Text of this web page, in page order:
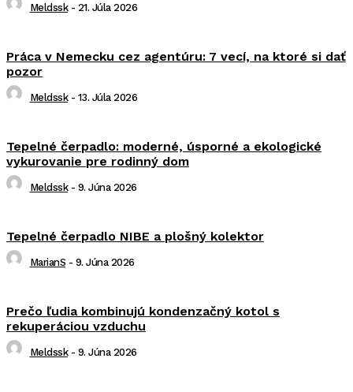
Meldssk - 21. Júla 2026
Práca v Nemecku cez agentúru: 7 vecí, na ktoré si dať
pozor
Meldssk - 13. Júla 2026
Tepelné čerpadlo: moderné, úsporné a ekologické
vykurovanie pre rodinný dom
Meldssk - 9. Júna 2026
Tepelné čerpadlo NIBE a plošný kolektor
MarianS - 9. Júna 2026
Prečo ľudia kombinujú kondenzačný kotol s
rekuperáciou vzduchu
Meldssk - 9. Júna 2026